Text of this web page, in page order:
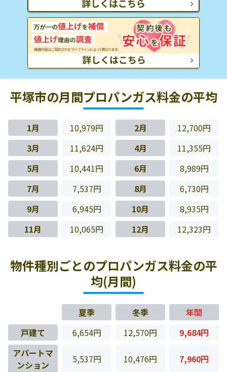
平塚市の月間プロパンガス料金の平均
1月 10,979円 2月
12,700円
3月
11,624円 4月
11,355円
5月
10,441円 6月
8,989円
7月
7,537円 8月
6,730円
9月
6,945円 10月
8,935円
11月
10,065円 12月 12,323円
物件種別ごとのプロパンガス料金の平
均(月間)
夏季 冬季
年間
戸建て
6,654円 12,570円
9,684円
アパートマ
ンション
5,537円 10,476円 7,960円